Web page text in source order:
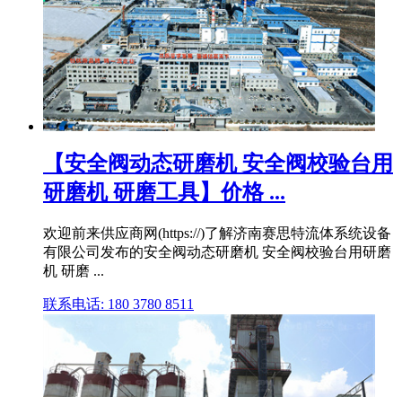
【安全阀动态研磨机 安全阀校验台用
研磨机 研磨工具】价格 ...
欢迎前来供应商网(https://)了解济南赛思特流体系统设备
有限公司发布的安全阀动态研磨机 安全阀校验台用研磨
机 研磨 ...
联系电话: 180 3780 8511